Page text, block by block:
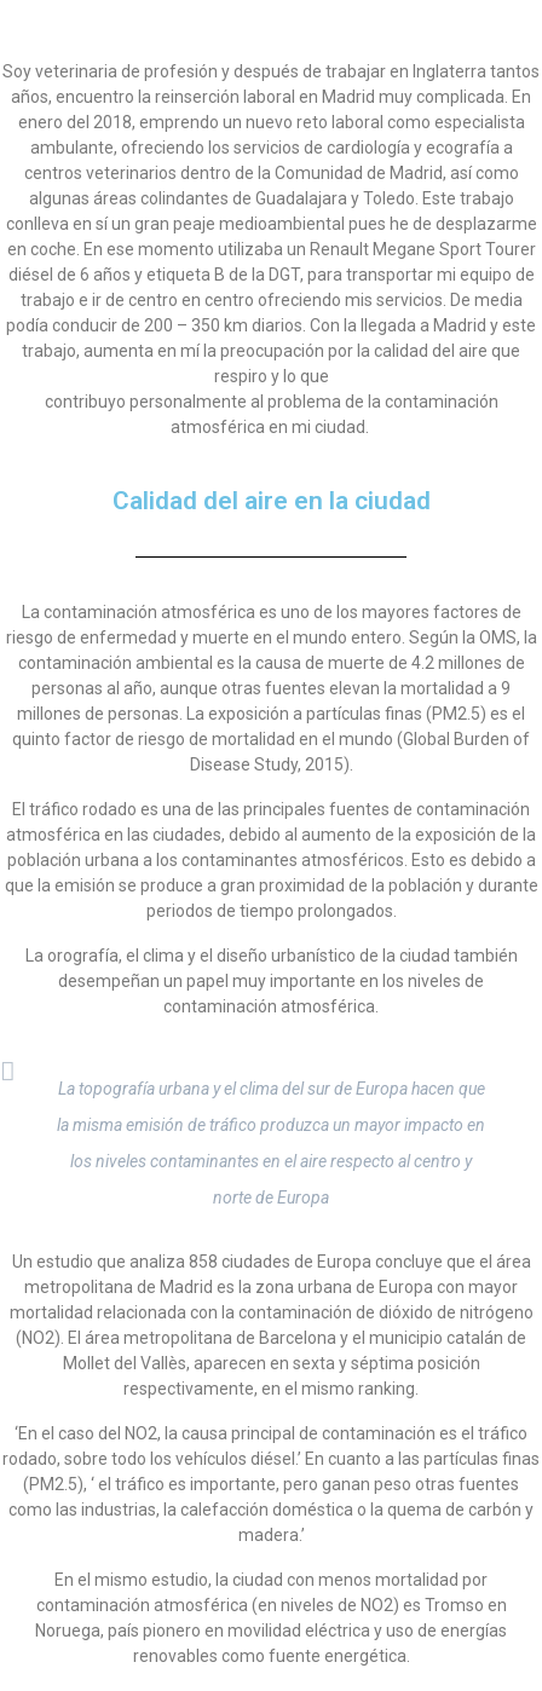
Soy veterinaria de profesión y después de trabajar en Inglaterra tantos
años, encuentro la reinserción laboral en Madrid muy complicada. En
enero del 2018, emprendo un nuevo reto laboral como especialista
ambulante, ofreciendo los servicios de cardiología y ecografía a
centros veterinarios dentro de la Comunidad de Madrid, así como
algunas áreas colindantes de Guadalajara y Toledo. Este trabajo
conlleva en sí un gran peaje medioambiental pues he de desplazarme
en coche. En ese momento utilizaba un Renault Megane Sport Tourer
diésel de 6 años y etiqueta B de la DGT, para transportar mi equipo de
trabajo e ir de centro en centro ofreciendo mis servicios. De media
podía conducir de 200 – 350 km diarios. Con la llegada a Madrid y este
trabajo, aumenta en mí la preocupación por la calidad del aire que
respiro y lo que
contribuyo personalmente al problema de la contaminación
atmosférica en mi ciudad.
Calidad del aire en la ciudad
La contaminación atmosférica es uno de los mayores factores de
riesgo de enfermedad y muerte en el mundo entero. Según la OMS, la
contaminación ambiental es la causa de muerte de 4.2 millones de
personas al año, aunque otras fuentes elevan la mortalidad a 9
millones de personas. La exposición a partículas finas (PM2.5) es el
quinto factor de riesgo de mortalidad en el mundo (Global Burden of
Disease Study, 2015).
El tráfico rodado es una de las principales fuentes de contaminación
atmosférica en las ciudades, debido al aumento de la exposición de la
población urbana a los contaminantes atmosféricos. Esto es debido a
que la emisión se produce a gran proximidad de la población y durante
periodos de tiempo prolongados.
La orografía, el clima y el diseño urbanístico de la ciudad también
desempeñan un papel muy importante en los niveles de
contaminación atmosférica.
La topografía urbana y el clima del sur de Europa hacen que
la misma emisión de tráfico produzca un mayor impacto en
los niveles contaminantes en el aire respecto al centro y
norte de Europa
Un estudio que analiza 858 ciudades de Europa concluye que el área
metropolitana de Madrid es la zona urbana de Europa con mayor
mortalidad relacionada con la contaminación de dióxido de nitrógeno
(NO2). El área metropolitana de Barcelona y el municipio catalán de
Mollet del Vallès, aparecen en sexta y séptima posición
respectivamente, en el mismo ranking.
‘En el caso del NO2, la causa principal de contaminación es el tráfico
rodado, sobre todo los vehículos diésel.’ En cuanto a las partículas finas
(PM2.5), ‘ el tráfico es importante, pero ganan peso otras fuentes
como las industrias, la calefacción doméstica o la quema de carbón y
madera.’
En el mismo estudio, la ciudad con menos mortalidad por
contaminación atmosférica (en niveles de NO2) es Tromso en
Noruega, país pionero en movilidad eléctrica y uso de energías
renovables como fuente energética.